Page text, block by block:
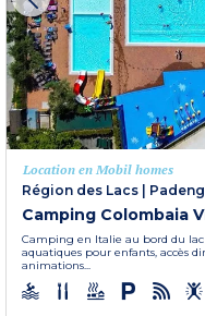
Location en Mobil homes
Région des Lacs |
Camping Colombaia
Camping en Italie au bord du lac
aquatiques pour enfants, accès
animations...